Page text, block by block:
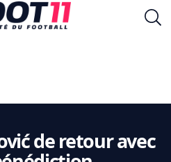
de retour avec